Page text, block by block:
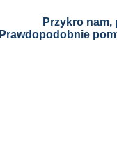
Przykro
Prawdopodobnie